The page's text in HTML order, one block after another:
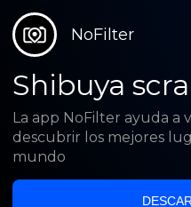
NoFilter
Shibuya
La app NoFilter ayuda a
descubrir los mejores
mundo